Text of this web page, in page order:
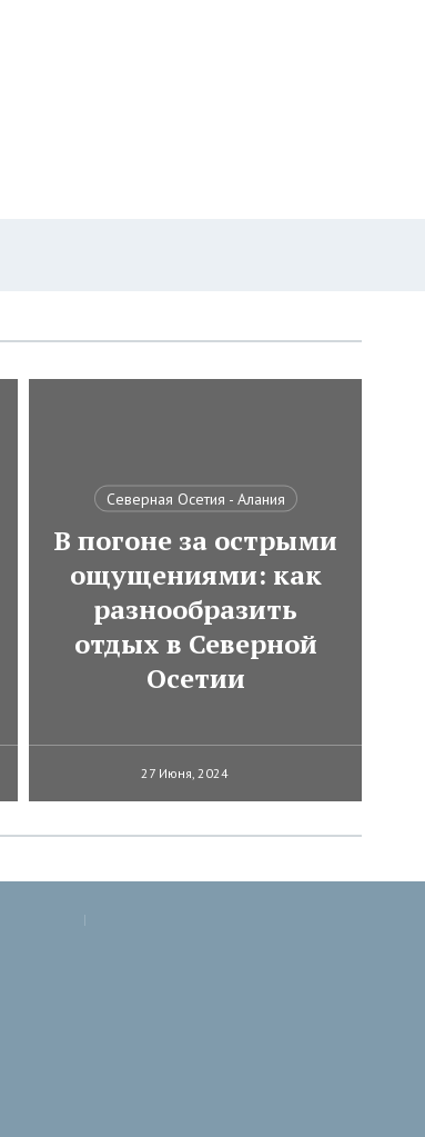
Северная Осетия - Алания
В погоне за острыми
ощущениями: как
разнообразить
отдых в Северной
Осетии
27 Июня, 2024